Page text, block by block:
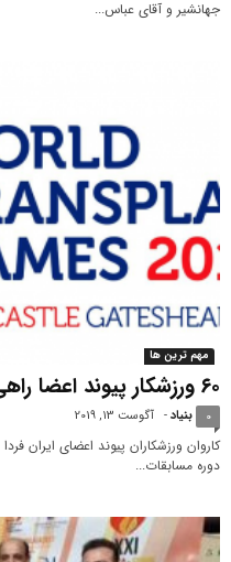
جهانشیر و آقای عباس...
مهم ترین ها
۶۰ ورزشکار پیوند اعضا راهی انگلیس می‌شوند
بنیاد- آگوست 13, 2019 0
دوره مسابقات...